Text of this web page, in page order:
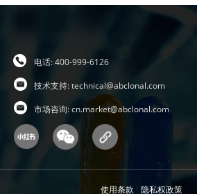
电话: 400-999-6126
技术支持:technical@abclonal.com
市场咨询:cn.market@abclonal.com
使用条款 隐私权政策